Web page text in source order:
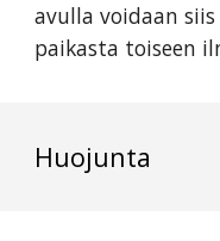
avulla voidaan
paikasta toiseen
Huojunta